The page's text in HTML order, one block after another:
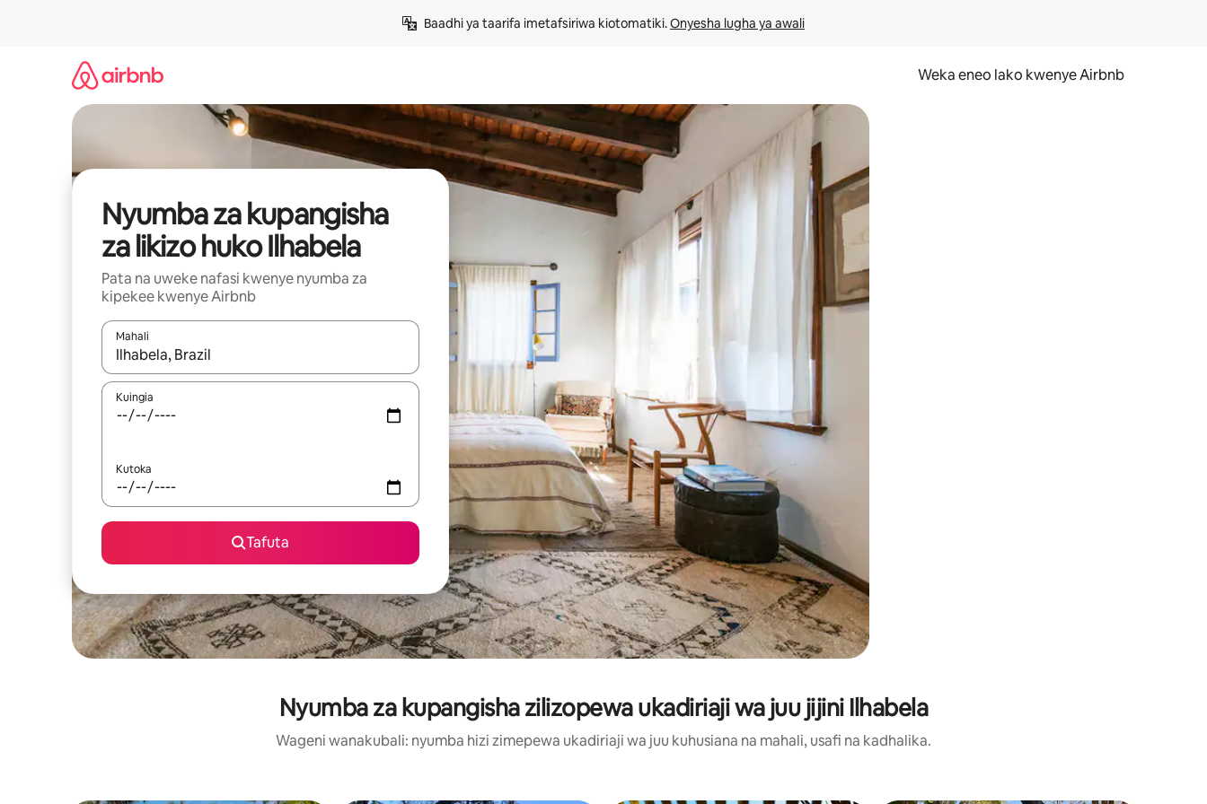
Baadhi ya taarifa imetafsiriwa kiotomatiki. Onyesha lugha ya awali
Weka eneo lako kwenye Airbnb
Nyumba za kupangisha
za likizo huko Ilhabela
Pata na uweke nafasi kwenye nyumba za
kipekee kwenye Airbnb
Mahali
Wakati matokeo yanapatikana, vinjari kwa kutumia vitufe vya vishale vya juu na chini au uchunguze kwa kugusa au kutelezesha kidole kwenye ishara.
Kuingia
Kutoka
Tafuta
Nyumba za kupangisha zilizopewa ukadiriaji wa juu jijini Ilhabela
Wageni wanakubali: nyumba hizi zimepewa ukadiriaji wa juu kuhusiana na mahali, usafi na kadhalika.